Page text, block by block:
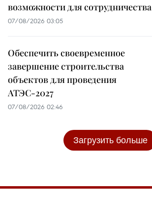
возможности для сотрудничества
07/08/2026 03:05
Обеспечить своевременное
завершение строительства
объектов для проведения
АТЭС-2027
07/08/2026 02:46
Загрузить больше